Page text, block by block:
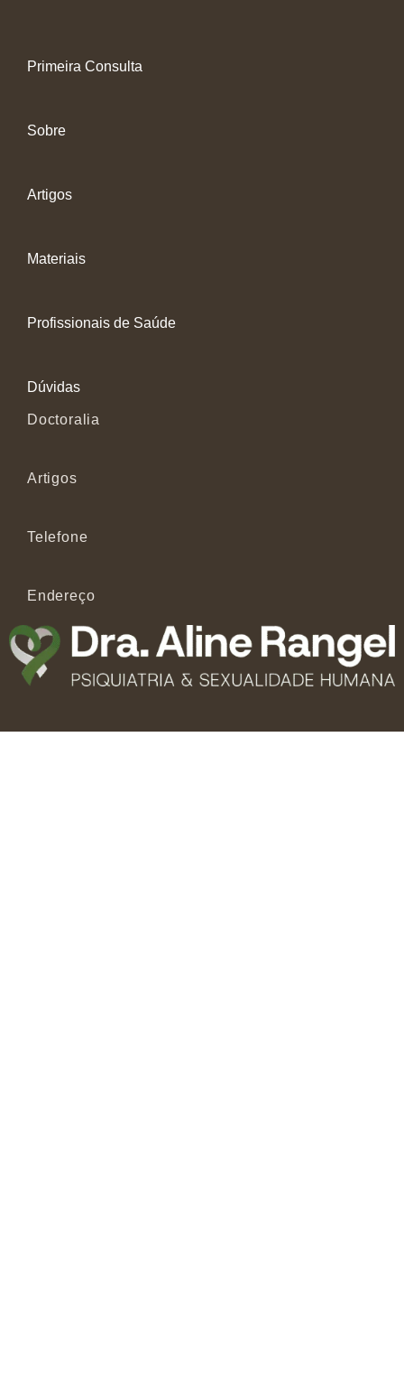
Primeira Consulta
Sobre
Artigos
Materiais
Profissionais de Saúde
Dúvidas
Doctoralia
Artigos
Telefone
Endereço